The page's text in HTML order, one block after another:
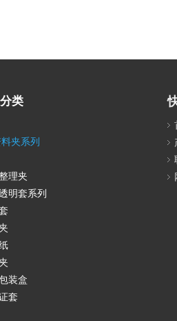
类
料夹系列
理夹
明套系列
装盒
套